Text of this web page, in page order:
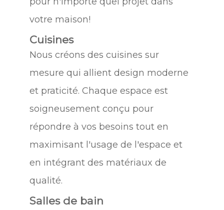
votre maison!
Cuisines
Nous créons des cuisines sur
mesure qui allient design moderne
et praticité. Chaque espace est
soigneusement conçu pour
répondre à vos besoins tout en
maximisant l'usage de l'espace et
en intégrant des matériaux de
qualité.
Salles de bain